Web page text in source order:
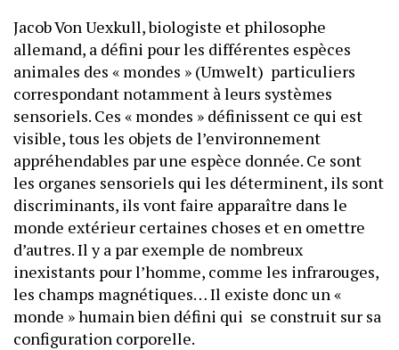
Jacob Von Uexkull, biologiste et philosophe
allemand, a défini pour les différentes espèces
animales des « mondes » (Umwelt) particuliers
correspondant notamment à leurs systèmes
sensoriels. Ces « mondes » définissent ce qui est
visible, tous les objets de l’environnement
appréhendables par une espèce donnée. Ce sont
les organes sensoriels qui les déterminent, ils sont
discriminants, ils vont faire apparaître dans le
monde extérieur certaines choses et en omettre
d’autres. Il y a par exemple de nombreux
inexistants pour l’homme, comme les infrarouges,
les champs magnétiques… Il existe donc un «
monde » humain bien défini qui se construit sur sa
configuration corporelle.